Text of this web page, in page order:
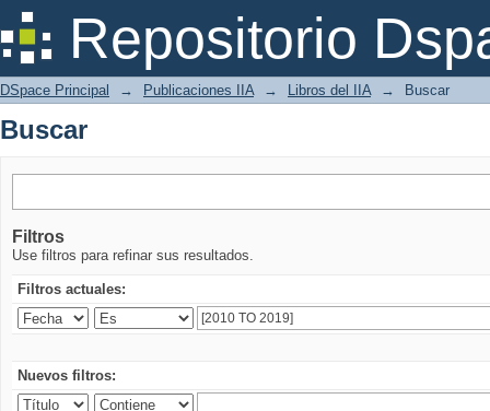
Repositorio
Buscar
DSpace Principal → Publicaciones IIA → Libros del IIA → Buscar
Buscar
Filtros
Use filtros para refinar sus resultados.
Filtros actuales:
Nuevos filtros: